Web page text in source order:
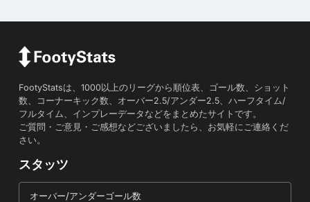
FootyStatsは、1000以上のリーグから順位表、ゴール数、ショット
数、コーナーキック数、オーバー2.5/アンダー2.5、ハーフタイム/
フルタイム、インプレーデータなどをまとめたサイトです。
ご質問・ご意見・ご感想などございましたら、お気軽にご連絡くだ
さい。
スタッツ
オーバー/アンダーゴール数